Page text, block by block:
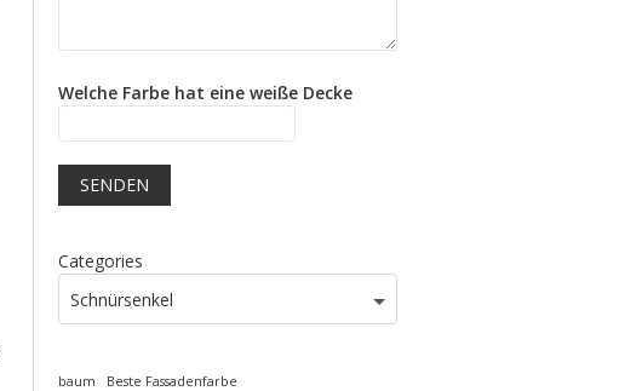
Welche Farbe hat eine weiße Decke
Categories
Schnürsenkel
baum
Beste Fassadenfarbe